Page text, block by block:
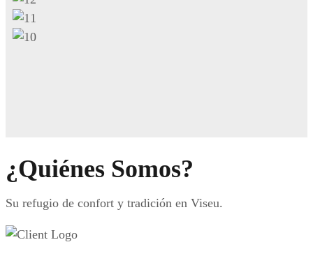
¿Quiénes Somos?
Su refugio de confort y tradición en Viseu.